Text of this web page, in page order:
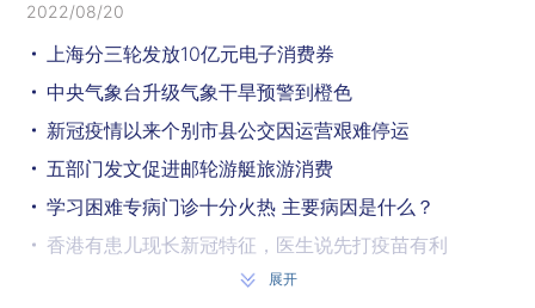
2022/08/20
上海分三轮发放10亿元电子消费券
中央气象台升级气象干旱预警到橙色
新冠疫情以来个别市县公交因运营艰难停运
五部门发文促进邮轮游艇旅游消费
学习困难专病门诊十分火热 主要病因是什么？
香港有患儿现长新冠特征，医生说先打疫苗有利
辉瑞新冠口服药将在中国本土生产
展开